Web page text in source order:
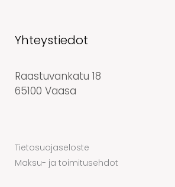
Yhteystiedot
Raastuvankatu 18
65100 Vaasa
Tietosuojaseloste
Maksu- ja toimitusehdot